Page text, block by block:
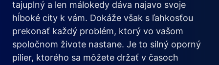
tajuplný a len málokedy dáva najavo svoje
hĺboké city k vám. Dokáže však s ľahkosťou
prekonať každý problém, ktorý vo vašom
spoločnom živote nastane. Je to silný oporný
pilier, ktorého sa môžete držať v časoch